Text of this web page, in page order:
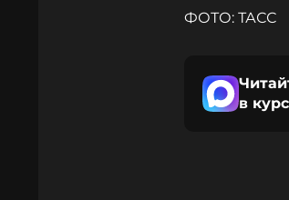
ФОТО: ТАСС
в